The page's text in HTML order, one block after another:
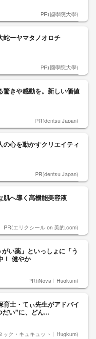
PR(國學院大學)
蛇ーヤマタノオロチ
PR(國學院大學)
驚きや感動を。新しい価値
PR(dentsu Japan)
の心を動かすクリエイティ
PR(dentsu Japan)
肌へ導く高機能美容液
PR(エリクシール on 美的.com)
い薬」といっしょに「う
！ 健やか
PR(iNova｜Hugkum)
育士・てぃ先生がアドバイ
だい”に、どん...
ック・キュキュット｜Hugkum)